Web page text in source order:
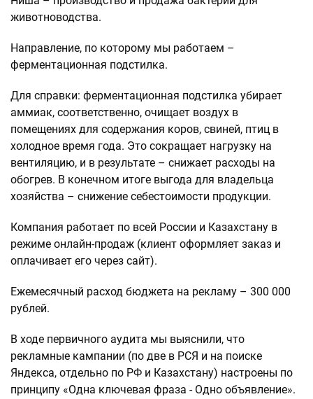
животноводства.
Направление, по которому мы работаем –
ферментационная подстилка.
Для справки: ферментационная подстилка убирает
аммиак, соответственно, очищает воздух в
помещениях для содержания коров, свиней, птиц в
холодное время года. Это сокращает нагрузку на
вентиляцию, и в результате – снижает расходы на
обогрев. В конечном итоге выгода для владельца
хозяйства – снижение себестоимости продукции.
Компания работает по всей России и Казахстану в
режиме онлайн-продаж (клиент оформляет заказ и
оплачивает его через сайт).
Ежемесячный расход бюджета на рекламу – 300 000
рублей.
В ходе первичного аудита мы выяснили, что
рекламные кампании (по две в РСЯ и на поиске
Яндекса, отдельно по РФ и Казахстану) настроены по
принципу «Одна ключевая фраза - Одно объявление».